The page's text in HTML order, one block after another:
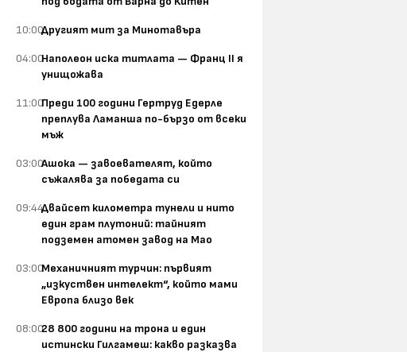
10:00Другият мит за Минотавъра
04:00Наполеон иска титлата — Франц II я
унищожава
11:00Преди 100 години Гертруд Едерле
преплува Ламанша по-бързо от всеки
мъж
03:00Ашока — завоевателят, който
съжалява за победата си
09:44Двайсет километра тунели и нито
един грам плутоний: тайният
подземен атомен завод на Мао
03:00Механичният турчин: първият
„изкуствен интелект“, който мами
Европа близо век
08:0028 800 години на трона и един
истински Гилгамеш: какво разказва